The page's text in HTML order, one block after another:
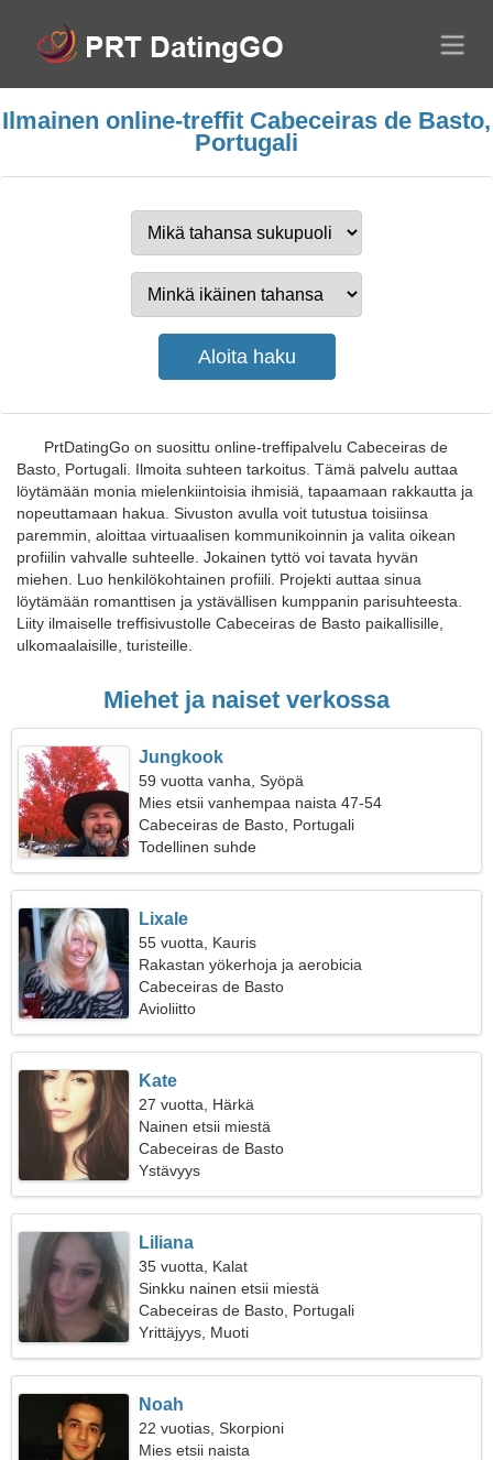
Ilmainen online-treffit Cabeceiras de Basto,
Portugali
PrtDatingGo on suosittu online-treffipalvelu Cabeceiras de
Basto, Portugali. Ilmoita suhteen tarkoitus. Tämä palvelu auttaa
löytämään monia mielenkiintoisia ihmisiä, tapaamaan rakkautta ja
nopeuttamaan hakua. Sivuston avulla voit tutustua toisiinsa
paremmin, aloittaa virtuaalisen kommunikoinnin ja valita oikean
profiilin vahvalle suhteelle. Jokainen tyttö voi tavata hyvän
miehen. Luo henkilökohtainen profiili. Projekti auttaa sinua
löytämään romanttisen ja ystävällisen kumppanin parisuhteesta.
Liity ilmaiselle treffisivustolle Cabeceiras de Basto paikallisille,
ulkomaalaisille, turisteille.
Miehet ja naiset verkossa
Jungkook
59 vuotta vanha, Syöpä
Mies etsii vanhempaa naista 47-54
Cabeceiras de Basto, Portugali
Todellinen suhde
Lixale
55 vuotta, Kauris
Rakastan yökerhoja ja aerobicia
Cabeceiras de Basto
Avioliitto
Kate
27 vuotta, Härkä
Nainen etsii miestä
Cabeceiras de Basto
Ystävyys
Liliana
35 vuotta, Kalat
Sinkku nainen etsii miestä
Cabeceiras de Basto, Portugali
Yrittäjyys, Muoti
Noah
22 vuotias, Skorpioni
Mies etsii naista